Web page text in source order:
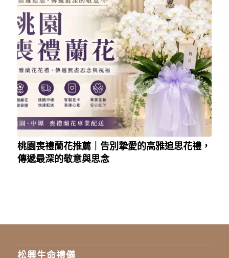
桃園喪禮蘭花推薦｜告別摯愛的高雅追思花禮，
傳遞最深的敬意與思念
松興生命禮儀